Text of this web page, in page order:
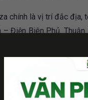
chính là vị trí đắc địa,
– Điện Biên Phủ.
đi xe. Liền kề các
Metro… Với 4 lối tiếp
vào trung tâm, đón